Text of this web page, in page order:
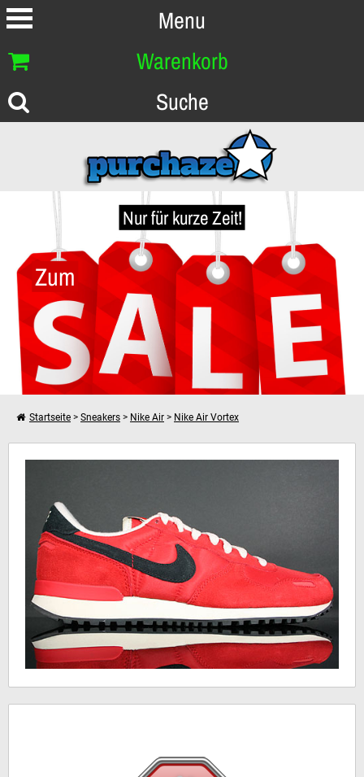
Menu
Warenkorb
Suche
Nur für kurze Zeit!
Zum
Dein Warenkorb ist leer!
Weiter einkaufen
Startseite > Sneakers > Nike Air > Nike Air Vortex
Nike Air Vortex